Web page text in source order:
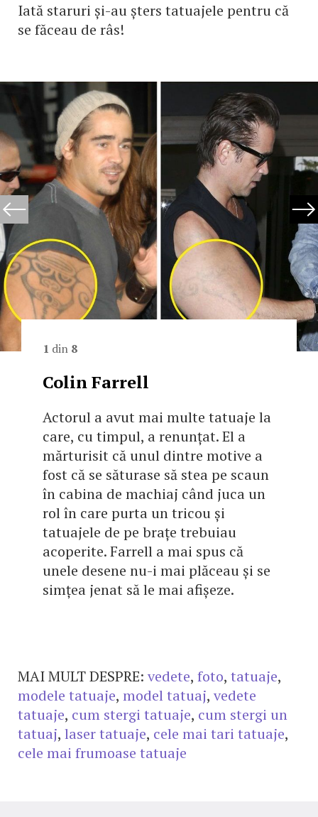
Iată staruri și-au șters tatuajele pentru că
se făceau de râs!
1 din 8
Colin Farrell
Actorul a avut mai multe tatuaje la
care, cu timpul, a renunțat. El a
mărturisit că unul dintre motive a
fost că se săturase să stea pe scaun
în cabina de machiaj când juca un
rol în care purta un tricou și
tatuajele de pe brațe trebuiau
acoperite. Farrell a mai spus că
unele desene nu-i mai plăceau și se
simțea jenat să le mai afișeze.
MAI MULT DESPRE: vedete, foto, tatuaje,
modele tatuaje, model tatuaj, vedete
tatuaje, cum stergi tatuaje, cum stergi un
tatuaj, laser tatuaje, cele mai tari tatuaje,
cele mai frumoase tatuaje